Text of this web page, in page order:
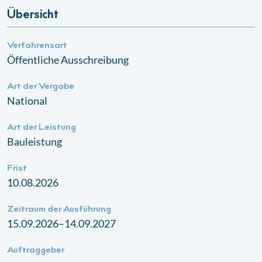
Übersicht
Verfahrensart
Öffentliche Ausschreibung
Art der Vergabe
National
Art der Leistung
Bauleistung
Frist
10.08.2026
Zeitraum der Ausführung
15.09.2026–14.09.2027
Auftraggeber